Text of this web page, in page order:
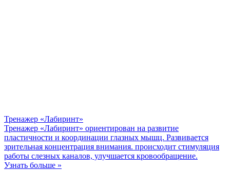
Тренажер «Лабиринт»
Тренажер «Лабиринт» ориентирован на развитие
пластичности и координации глазных мышц. Развивается
зрительная концентрация внимания. происходит стимуляция
работы слезных каналов, улучшается кровообращение.
Узнать больше »